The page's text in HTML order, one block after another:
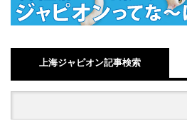
上海ジャピオン記事検索